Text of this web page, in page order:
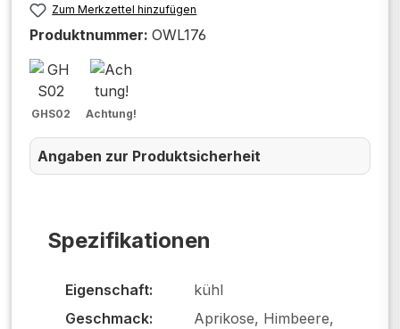
Spezifikationen
Eigenschaft:
kühl
Geschmack:
Aprikose, Himbeere,
Zum Merkzettel hinzufügen
Produktnummer: OWL176
GHS02 Achtung!
Angaben zur Produktsicherheit